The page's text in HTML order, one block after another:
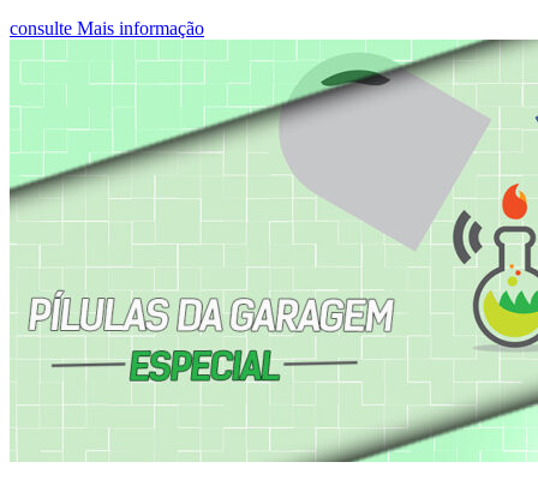
consulte Mais informação